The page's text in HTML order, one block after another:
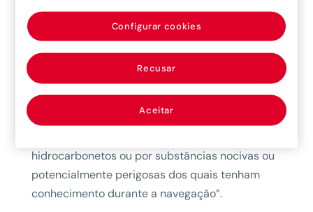
tempo a possibilidade de mudar sua
classificação.No caso da Espanha, tanto os
capitães de navios nacionais como estrangeiros
têm a obrigação de “notificar sem demora à
Administração Marítima espanhola e à
autoridade competente do Estado
hidrocarbonetos ou por substâncias nocivas ou
potencialmente perigosas dos quais tenham
conhecimento durante a navegação”.
Recusar
Aceitar
Configurar cookies